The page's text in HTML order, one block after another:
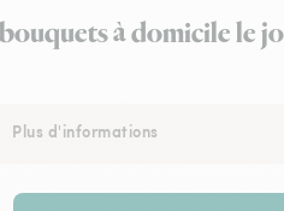
à domicile le
Plus d'informations